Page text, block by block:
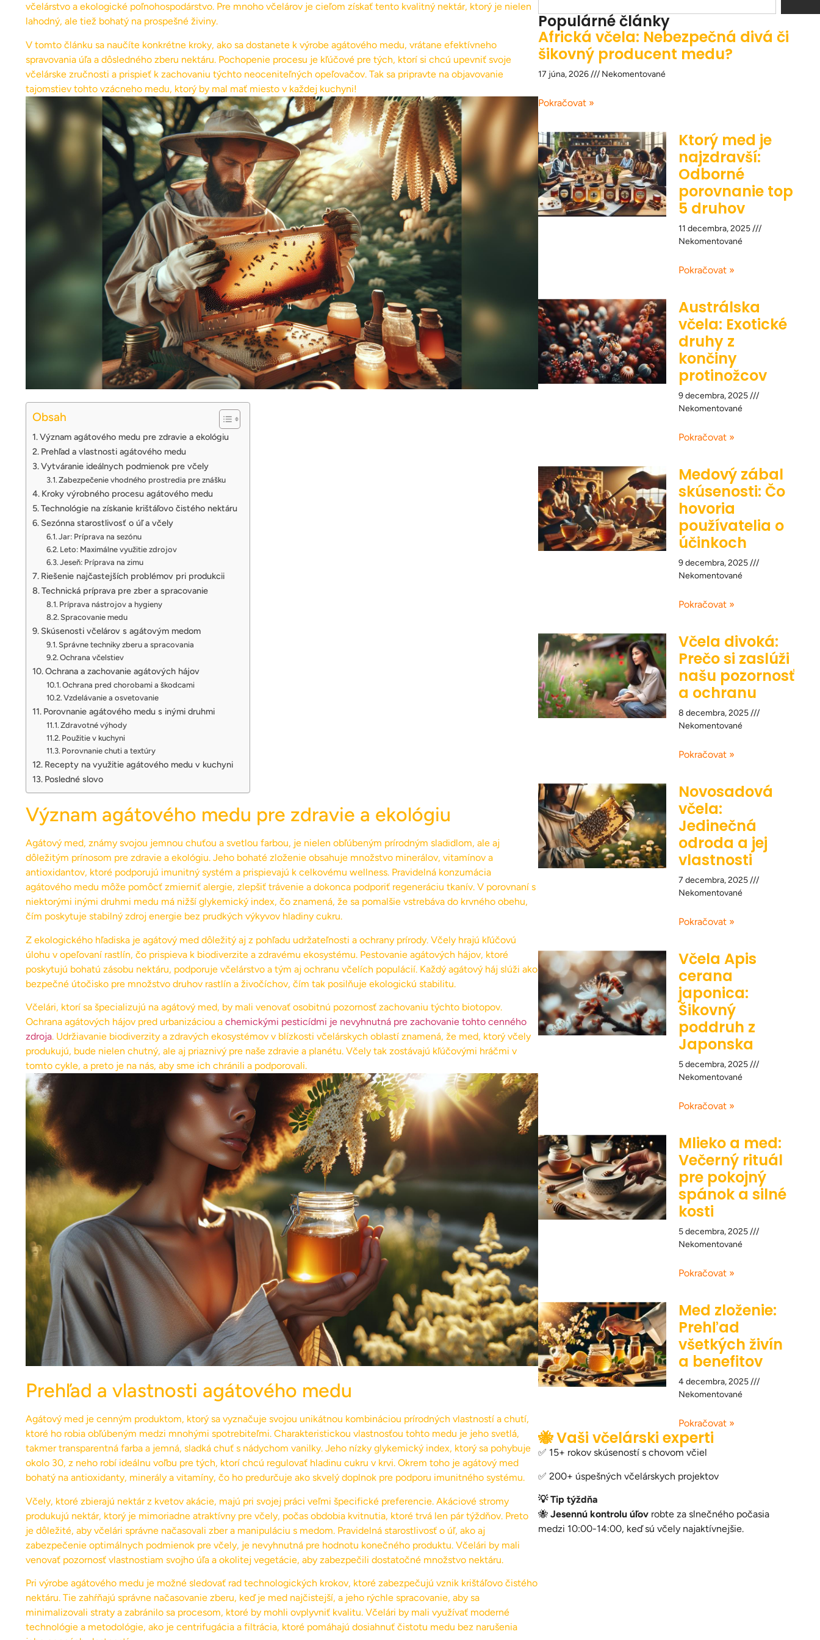
včelárstvo a ekologické poľnohospodárstvo. Pre mnoho včelárov je cieľom získať tento kvalitný nektár, ktorý je nielen
lahodný, ale tiež bohatý na prospešné živiny.
V tomto článku sa naučíte konkrétne kroky, ako sa dostanete k výrobe agátového medu, vrátane efektívneho
spravovania úľa a dôsledného zberu nektáru. Pochopenie procesu je kľúčové pre tých, ktorí si chcú upevniť svoje
včelárske zručnosti a prispieť k zachovaniu týchto neoceniteľných opeľovačov. Tak sa pripravte na objavovanie
tajomstiev tohto vzácneho medu, ktorý by mal mať miesto v každej kuchyni!
Obsah
Význam agátového medu pre zdravie a ekológiu
Prehľad a vlastnosti agátového medu
Vytváranie ideálnych podmienok pre včely
Zabezpečenie vhodného prostredia pre znášku
Kroky výrobného procesu agátového medu
Technológie na získanie krištáľovo čistého nektáru
Sezónna starostlivosť o úľ a včely
Jar: Príprava na sezónu
Leto: Maximálne využitie zdrojov
Jeseň: Príprava na zimu
Riešenie najčastejších problémov pri produkcii
Technická príprava pre zber a spracovanie
Príprava nástrojov a hygieny
Spracovanie medu
Skúsenosti včelárov s agátovým medom
Správne techniky zberu a spracovania
Ochrana včelstiev
Ochrana a zachovanie agátových hájov
Ochrana pred chorobami a škodcami
Vzdelávanie a osvetovanie
Porovnanie agátového medu s inými druhmi
Zdravotné výhody
Použitie v kuchyni
Porovnanie chuti a textúry
Recepty na využitie agátového medu v kuchyni
Posledné slovo
Význam agátového medu pre zdravie a ekológiu
Agátový med, známy svojou jemnou chuťou a svetlou farbou, je nielen obľúbeným prírodným sladidlom, ale aj
dôležitým prínosom pre zdravie a ekológiu. Jeho bohaté zloženie obsahuje množstvo minerálov, vitamínov a
antioxidantov, ktoré podporujú imunitný systém a prispievajú k celkovému wellness. Pravidelná konzumácia
agátového medu môže pomôcť zmierniť alergie, zlepšiť trávenie a dokonca podporiť regeneráciu tkanív. V porovnaní s
niektorými inými druhmi medu má nižší glykemický index, čo znamená, že sa pomalšie vstrebáva do krvného obehu,
čím poskytuje stabilný zdroj energie bez prudkých výkyvov hladiny cukru.
Z ekologického hľadiska je agátový med dôležitý aj z pohľadu udržateľnosti a ochrany prírody. Včely hrajú kľúčovú
úlohu v opeľovaní rastlín, čo prispieva k biodiverzite a zdravému ekosystému. Pestovanie agátových hájov, ktoré
poskytujú bohatú zásobu nektáru, podporuje včelárstvo a tým aj ochranu včelích populácií. Každý agátový háj slúži ako
bezpečné útočisko pre množstvo druhov rastlín a živočíchov, čím tak posilňuje ekologickú stabilitu.
Včelári, ktorí sa špecializujú na agátový med, by mali venovať osobitnú pozornosť zachovaniu týchto biotopov.
Ochrana agátových hájov pred urbanizáciou a chemickými pesticídmi je nevyhnutná pre zachovanie tohto cenného
zdroja. Udržiavanie biodiverzity a zdravých ekosystémov v blízkosti včelárskych oblastí znamená, že med, ktorý včely
produkujú, bude nielen chutný, ale aj priaznivý pre naše zdravie a planétu. Včely tak zostávajú kľúčovými hráčmi v
tomto cykle, a preto je na nás, aby sme ich chránili a podporovali.
Prehľad a vlastnosti agátového medu
Agátový med je cenným produktom, ktorý sa vyznačuje svojou unikátnou kombináciou prírodných vlastností a chutí,
ktoré ho robia obľúbeným medzi mnohými spotrebiteľmi. Charakteristickou vlastnosťou tohto medu je jeho svetlá,
takmer transparentná farba a jemná, sladká chuť s nádychom vanilky. Jeho nízky glykemický index, ktorý sa pohybuje
okolo 30, z neho robí ideálnu voľbu pre tých, ktorí chcú regulovať hladinu cukru v krvi. Okrem toho je agátový med
bohatý na antioxidanty, minerály a vitamíny, čo ho predurčuje ako skvelý doplnok pre podporu imunitného systému.
Včely, ktoré zbierajú nektár z kvetov akácie, majú pri svojej práci veľmi špecifické preferencie. Akáciové stromy
produkujú nektár, ktorý je mimoriadne atraktívny pre včely, počas obdobia kvitnutia, ktoré trvá len pár týždňov. Preto
je dôležité, aby včelári správne načasovali zber a manipuláciu s medom. Pravidelná starostlivosť o úľ, ako aj
zabezpečenie optimálnych podmienok pre včely, je nevyhnutná pre hodnotu konečného produktu. Včelári by mali
venovať pozornosť vlastnostiam svojho úľa a okolitej vegetácie, aby zabezpečili dostatočné množstvo nektáru.
Pri výrobe agátového medu je možné sledovať rad technologických krokov, ktoré zabezpečujú vznik krištáľovo čistého
nektáru. Tie zahŕňajú správne načasovanie zberu, keď je med najčistejší, a jeho rýchle spracovanie, aby sa
minimalizovali straty a zabránilo sa procesom, ktoré by mohli ovplyvniť kvalitu. Včelári by mali využívať moderné
technológie a metodológie, ako je centrifugácia a filtrácia, ktoré pomáhajú dosiahnuť čistotu medu bez narušenia
Populárné články
Africká včela: Nebezpečná divá či
šikovný producent medu?
17 júna, 2026 Nekomentované
Pokračovat »
Ktorý med je
najzdravší:
Odborné
porovnanie top
5 druhov
11 decembra, 2025
Nekomentované
Pokračovat »
Austrálska
včela: Exotické
druhy z
končiny
protinožcov
9 decembra, 2025
Nekomentované
Pokračovat »
Medový zábal
skúsenosti: Čo
hovoria
používatelia o
účinkoch
9 decembra, 2025
Nekomentované
Pokračovat »
Včela divoká:
Prečo si zaslúži
našu pozornosť
a ochranu
8 decembra, 2025
Nekomentované
Pokračovat »
Novosadová
včela:
Jedinečná
odroda a jej
vlastnosti
7 decembra, 2025
Nekomentované
Pokračovat »
Včela Apis
cerana
japonica:
Šikovný
poddruh z
Japonska
5 decembra, 2025
Nekomentované
Pokračovat »
Mlieko a med:
Večerný rituál
pre pokojný
spánok a silné
kosti
5 decembra, 2025
Nekomentované
Pokračovat »
Med zloženie:
Prehľad
všetkých živín
a benefitov
4 decembra, 2025
Nekomentované
Pokračovat »
🐝 Vaši včelárski experti
✅ 15+ rokov skúseností s chovom včiel
✅ 200+ úspešných včelárskych projektov
💡 Tip týždňa
🐝 Jesennú kontrolu úľov robte za slnečného počasia
medzi 10:00-14:00, keď sú včely najaktívnejšie.